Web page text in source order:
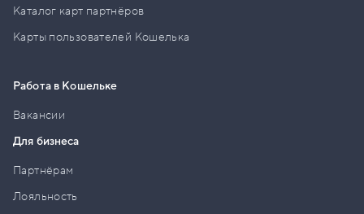
Каталог карт партнёров
Карты пользователей Кошелька
Работа в Кошельке
Вакансии
Для бизнеса
Партнёрам
Лояльность